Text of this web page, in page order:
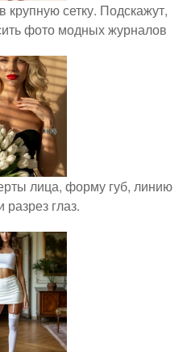
крупную сетку. Подскажут,
фото модных журналов
лица, форму губ, линию
разрез глаз.